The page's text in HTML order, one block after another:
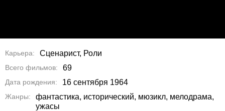
Карьера Сценарист, Роли
Всего фильмов 69
Дата рождения 16 сентября 1964
Жанры
фантастика, исторический, мюзикл, мелодрама,
ужасы